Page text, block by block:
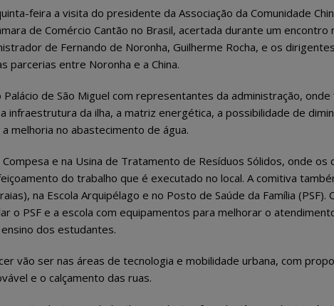
feira a visita do presidente da Associação da Comunidade
de Comércio Cantão no Brasil, acertada durante um encontro
de Fernando de Noronha, Guilherme Rocha, e os
parcerias entre Noronha e a China.
Palácio de São Miguel com representantes da administração, onde
infraestrutura da ilha, a matriz energética, a possibilidade de
melhoria no abastecimento de água.
e na Usina de Tratamento de Resíduos Sólidos, onde os
do trabalho que é executado no local. A comitiva
na Escola Arquipélago e no Posto de Saúde da Família (PSF).
o PSF e a escola com equipamentos para melhorar o
dos estudantes.
vão ser nas áreas de tecnologia e mobilidade urbana, com
e o calçamento das ruas.